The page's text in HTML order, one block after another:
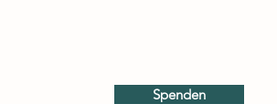
Spenden